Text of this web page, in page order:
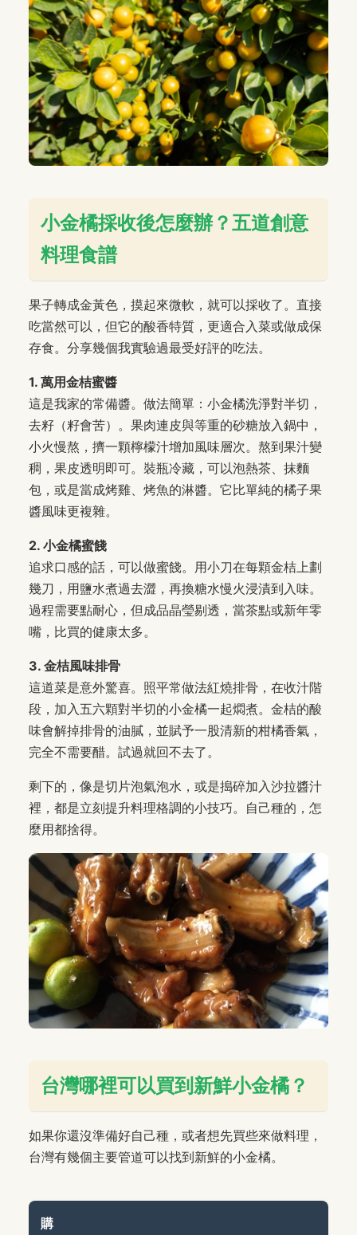
小金橘採收後怎麼辦？五道創意
料理食譜
果子轉成金黃色，摸起來微軟，就可以採收了。直接
吃當然可以，但它的酸香特質，更適合入菜或做成保
存食。分享幾個我實驗過最受好評的吃法。
1. 萬用金桔蜜醬
這是我家的常備醬。做法簡單：小金橘洗淨對半切，
去籽（籽會苦）。果肉連皮與等重的砂糖放入鍋中，
小火慢熬，擠一顆檸檬汁增加風味層次。熬到果汁變
稠，果皮透明即可。裝瓶冷藏，可以泡熱茶、抹麵
包，或是當成烤雞、烤魚的淋醬。它比單純的橘子果
醬風味更複雜。
2. 小金橘蜜餞
追求口感的話，可以做蜜餞。用小刀在每顆金桔上劃
幾刀，用鹽水煮過去澀，再換糖水慢火浸漬到入味。
過程需要點耐心，但成品晶瑩剔透，當茶點或新年零
嘴，比買的健康太多。
3. 金桔風味排骨
這道菜是意外驚喜。照平常做法紅燒排骨，在收汁階
段，加入五六顆對半切的小金橘一起燜煮。金桔的酸
味會解掉排骨的油膩，並賦予一股清新的柑橘香氣，
完全不需要醋。試過就回不去了。
剩下的，像是切片泡氣泡水，或是搗碎加入沙拉醬汁
裡，都是立刻提升料理格調的小技巧。自己種的，怎
麼用都捨得。
台灣哪裡可以買到新鮮小金橘？
如果你還沒準備好自己種，或者想先買些來做料理，
台灣有幾個主要管道可以找到新鮮的小金橘。
購